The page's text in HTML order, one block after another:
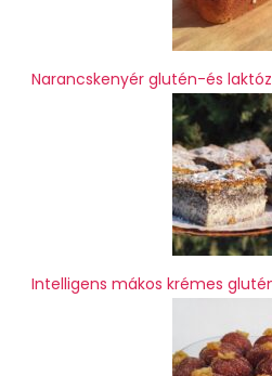
Narancskenyér glutén-és
Intelligens mákos krémes